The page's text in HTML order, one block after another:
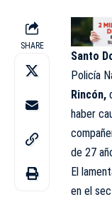
SHARE
Santo
Policía
Rincón,
haber
de 27
El
en el